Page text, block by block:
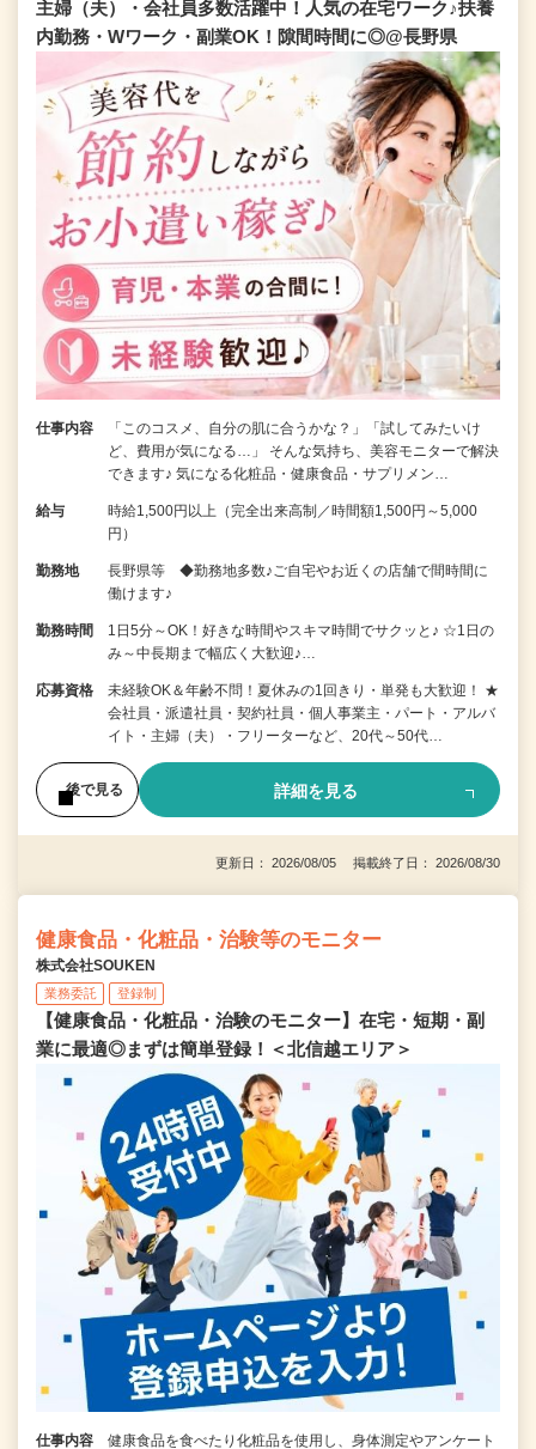
主婦（夫）・会社員多数活躍中！人気の在宅ワーク♪扶養
内勤務・Wワーク・副業OK！隙間時間に◎@長野県
仕事内容
「このコスメ、自分の肌に合うかな？」「試してみたいけ
ど、費用が気になる…」 そんな気持ち、美容モニターで解決
できます♪ 気になる化粧品・健康食品・サプリメン…
給与
時給1,500円以上（完全出来高制／時間額1,500円～5,000
円）
勤務地
長野県等 ◆勤務地多数♪ご自宅やお近くの店舗で間時間に
働けます♪
勤務時間
1日5分～OK！好きな時間やスキマ時間でサクッと♪ ☆1日の
み～中長期まで幅広く大歓迎♪…
応募資格
未経験OK＆年齢不問！夏休みの1回きり・単発も大歓迎！ ★
会社員・派遣社員・契約社員・個人事業主・パート・アルバ
イト・主婦（夫）・フリーターなど、20代～50代…
後で見る 詳細を見る
更新日： 2026/08/05 掲載終了日： 2026/08/30
健康食品・化粧品・治験等のモニター
株式会社SOUKEN
業務委託 登録制
【健康食品・化粧品・治験のモニター】在宅・短期・副
業に最適◎まずは簡単登録！＜北信越エリア＞
仕事内容 健康食品を食べたり化粧品を使用し、身体測定やアンケート